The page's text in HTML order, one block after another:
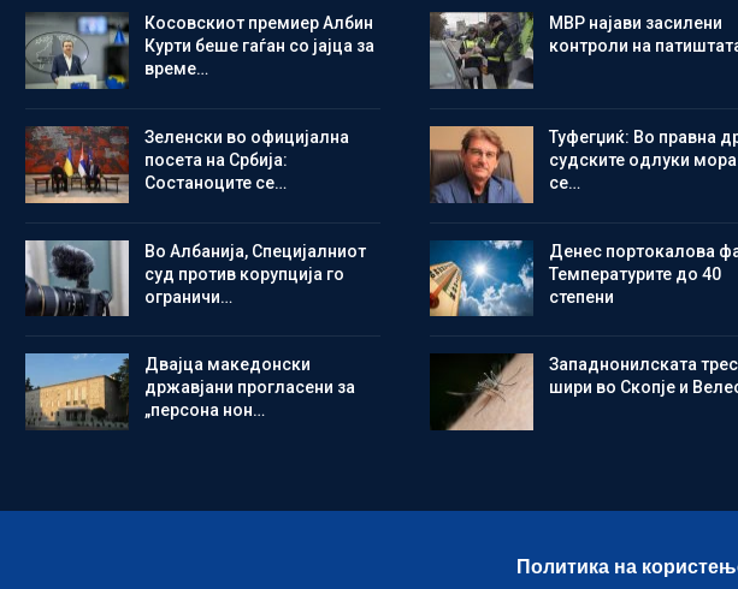
Косовскиот премиер Албин
Курти беше гаѓан со јајца за
време…
Зеленски во официјална
посета на Србија:
Состаноците се…
Во Албанија, Специјалниот
суд против корупција го
ограничи…
Двајца македонски
државјани прогласени за
„персона нон…
МВР најави засилени
контроли на
Туфегџиќ: Во правна
судските одлуки
се…
Денес портокалова
Температурите до 40
степени
Западнонилската
шири во Скопје и
Политика на